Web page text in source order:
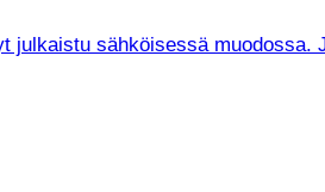
sähköisessä